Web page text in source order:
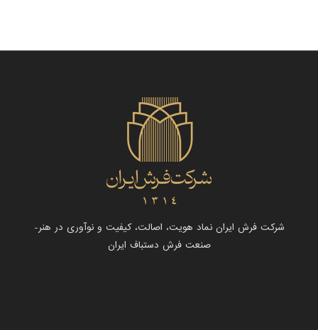
شرکت فرش ایران نماد هویت، اصالت، کیفیت و نوآوری در هنر-
صنعت فرش دستباف ایران